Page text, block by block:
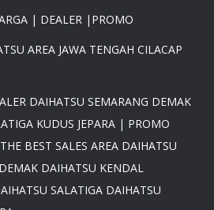
Promo 0% -
DP 6 JUTA -
LUXIO GRAN
JT HUB
| DEALER |PROMO
AREA JAWA TENGAH CILACAP
DAIHATSU SEMARANG DEMAK
KUDUS JEPARA | PROMO
BEST SALES AREA DAIHATSU
DAIHATSU KENDAL
SALATIGA DAIHATSU